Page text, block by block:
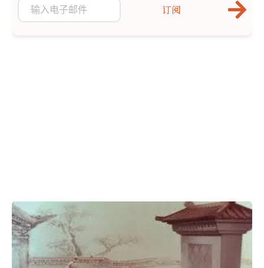
订阅